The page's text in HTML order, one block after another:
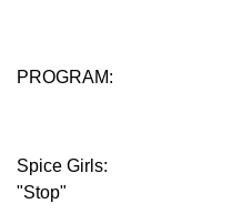
PROGRAM:
Spice Girls:
"Stop"